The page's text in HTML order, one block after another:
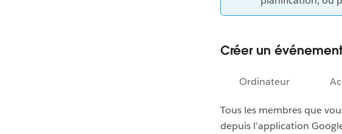
Créer un événement
Ordinateur
Tous les membres que
depuis l’application